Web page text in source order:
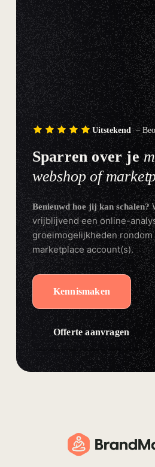
Uitstekend–
Sparren over je
webshop of
Benieuwd hoe jij kan schalen?
vrijblijvend een online-
groeimogelijkheden rondom
marketplace account(s).
Kennismaken
Offerte aanvragen